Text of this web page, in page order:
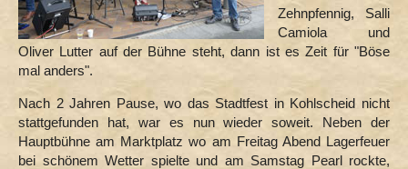
Zehnpfennig, Salli
Camiola und
Oliver Lutter auf der Bühne steht, dann ist es Zeit für "Böse
mal anders".
Nach 2 Jahren Pause, wo das Stadtfest in Kohlscheid nicht
stattgefunden hat, war es nun wieder soweit. Neben der
Hauptbühne am Marktplatz wo am Freitag Abend Lagerfeuer
bei schönem Wetter spielte und am Samstag Pearl rockte,